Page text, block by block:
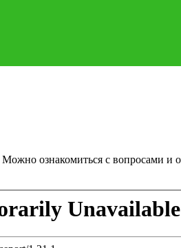
Можно ознакомиться с вопросами и